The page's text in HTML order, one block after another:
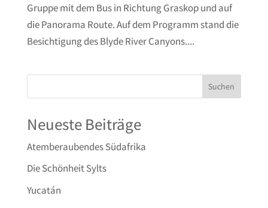
Gruppe mit dem Bus in Richtung Graskop und auf
die Panorama Route. Auf dem Programm stand die
Besichtigung des Blyde River Canyons....
Neueste Beiträge
Atemberaubendes Südafrika
Die Schönheit Sylts
Yucatán